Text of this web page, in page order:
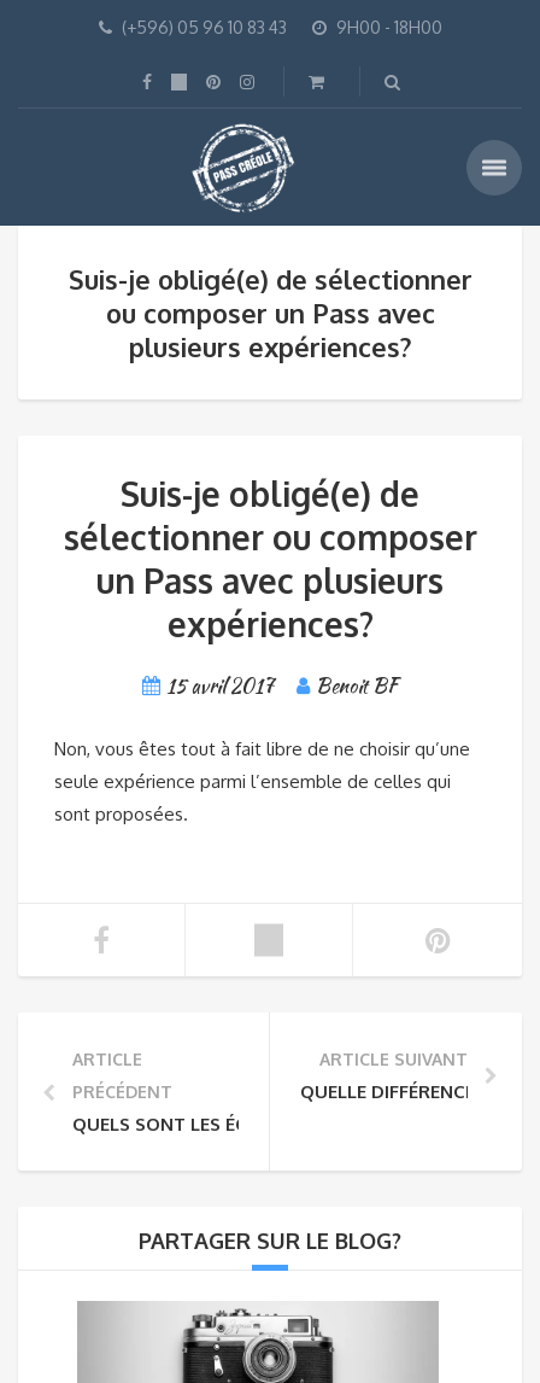
(+596) 05 96 10 83 43 9H00 - 18H00
Suis-je obligé(e) de sélectionner
ou composer un Pass avec
plusieurs expériences?
Suis-je obligé(e) de
sélectionner ou composer
un Pass avec plusieurs
expériences?
15 avril 2017 Benoit BF
Non, vous êtes tout à fait libre de ne choisir qu’une
seule expérience parmi l’ensemble de celles qui
sont proposées.
ARTICLE
PRÉCÉDENT
QUELS SONT LES ÉQUIPEMENTS REQUIS ?
ARTICLE SUIVANT
QUELLE DIFFÉRENCE
PARTAGER SUR LE BLOG?